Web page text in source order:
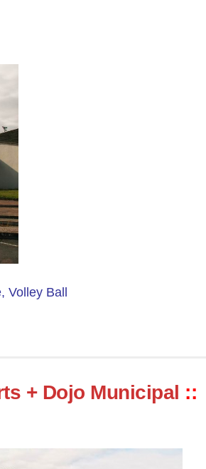
Volley Ball
+ Dojo Municipal ::